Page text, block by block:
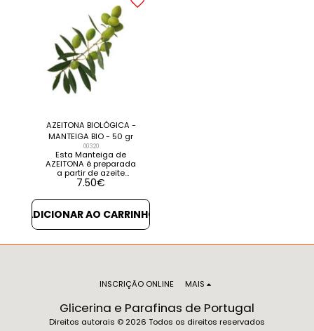
envelhecimento [...] VER
DETALHES VER
PRODUTOS
RELACIONADOS
AZEITONA BIOLÓGICA -
MANTEIGA BIO - 50 gr
00320
Esta Manteiga de
AZEITONA é preparada
a partir de azeite
biológico não
cremosa é um
complemento perfeito
para a sua fórmula
nutritiva. É um fabuloso
protector e suavizante
7.50€
ADICIONAR AO CARRINHO
Glicerina e Parafinas de Portugal
Direitos autorais © 2026 Todos os direitos reservados
INSCRIÇÃO ONLINE MAIS